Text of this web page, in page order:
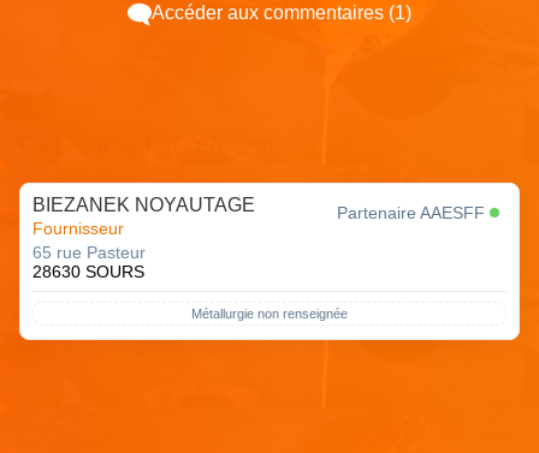
Accéder aux commentaires (1)
BIEZANEK NOYAUTAGE
Fournisseur
Partenaire AAESFF
65 rue Pasteur
28630 SOURS
Métallurgie non renseignée